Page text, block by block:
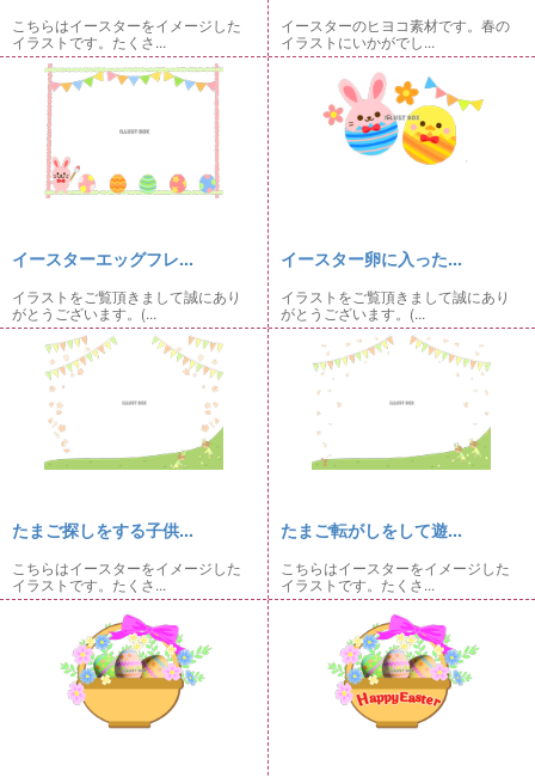
こちらはイースターをイメージした
イラストです。たくさ...
イースターのヒヨコ素材です。春の
イラストにいかがでし...
イースターエッグフレ...
イラストをご覧頂きまして誠にあり
がとうございます。(...
イースター卵に入った...
イラストをご覧頂きまして誠にあり
がとうございます。(...
たまご探しをする子供...
こちらはイースターをイメージした
イラストです。たくさ...
たまご転がしをして遊...
こちらはイースターをイメージした
イラストです。たくさ...